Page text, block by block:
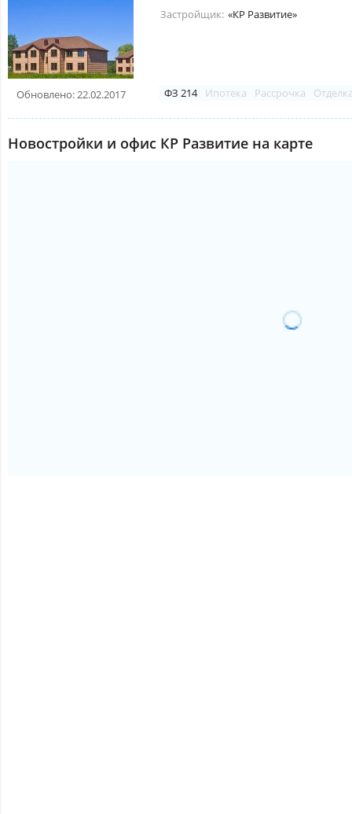
Обновлено: 22.02.2017
Застройщик: «КР Развитие»
ФЗ 214 Ипотека Рассрочка
Новостройки и офис КР Развитие на карте